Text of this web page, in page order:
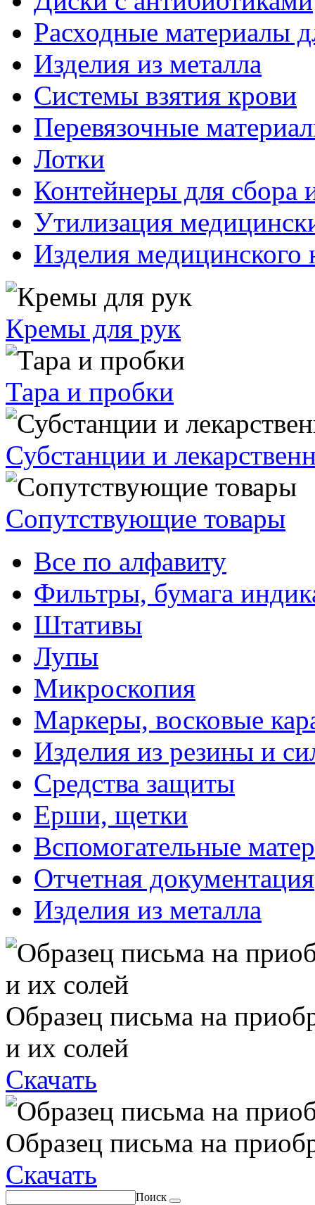
Расходные материалы
Изделия из металла
Системы взятия крови
Перевязочные
Лотки
Контейнеры для сбора
Утилизация
Изделия медицинского
Кремы для рук
Тара и пробки
Субстанции и
Сопутствующие товары
Все по алфавиту
Фильтры, бумага
Штативы
Лупы
Микроскопия
Маркеры, восковые
Изделия из резины и
Средства защиты
Ерши, щетки
Вспомогательные
Отчетная документация
Изделия из металла
Образец письма на
и их солей
Скачать
Образец письма на
Скачать
Поиск